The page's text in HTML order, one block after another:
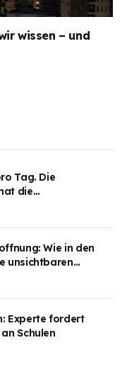
wissen – und
Tag. Die
die
erregt.
Wie in den
unsichtbaren
Experte fordert
Schulen